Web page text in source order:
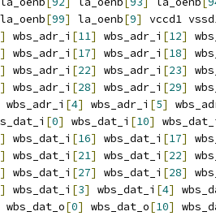
la_oenb[99] la_oenb[9]
vccd1
] wbs_adr_i [11] wbs_adr_i [12]
] wbs_adr_i [17] wbs_adr_i [18]
] wbs_adr_i [22] wbs_adr_i [23]
] wbs_adr_i [28] wbs_adr_i [29]
wbs_adr_i [4] wbs_adr_i [5]
[0] wbs_dat_i [10]
] wbs_dat_i [16] wbs_dat_i [17]
] wbs_dat_i [21] wbs_dat_i [22]
] wbs_dat_i [27] wbs_dat_i [28]
] wbs_dat_i [3] wbs_dat_i [4]
wbs_dat_o[0] wbs_dat_o[10]